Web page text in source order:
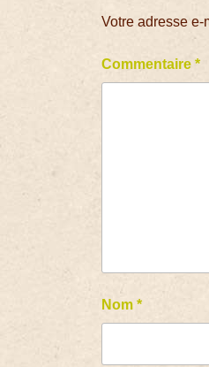
Votre adresse
Commentaire*
Nom*